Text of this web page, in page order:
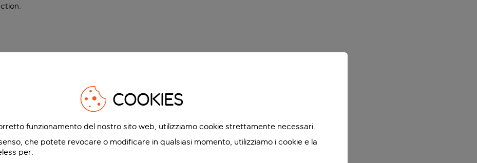
.
COOKIES
funzionamento del nostro sito web, utilizziamo cookie strettamente necessari.
che potete revocare o modificare in qualsiasi momento, utilizziamo i cookie e la
per: